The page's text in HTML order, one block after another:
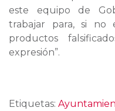
este equipo de
trabajar para, si no
productos
expresión”.
Etiquetas: